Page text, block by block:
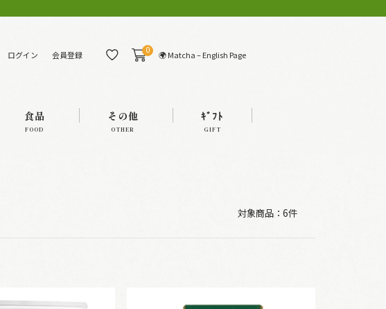
ログイン 会員登録 0 🌍 Matcha – English Page
食品
FOOD
その他
OTHER
ｷﾞﾌﾄ
GIFT
対象商品：6件